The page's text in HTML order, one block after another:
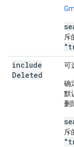
斥
include
Deleted
可
确
默
删
斥